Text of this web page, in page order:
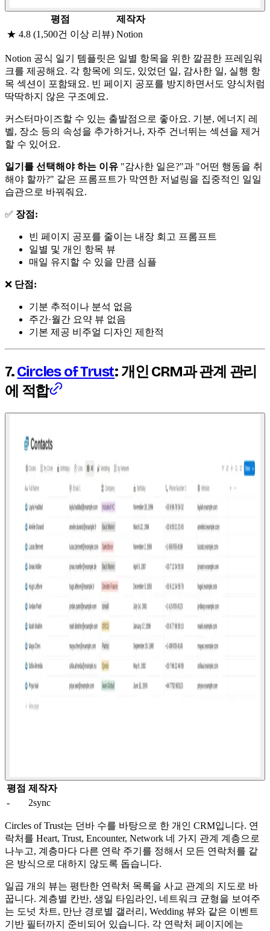
평점
제작자
★ 4.8 (1,500건 이상 리뷰) Notion
Notion 공식 일기 템플릿은 일별 항목을 위한 깔끔한 프레임워
크를 제공해요. 각 항목에 의도, 있었던 일, 감사한 일, 실행 항
목 섹션이 포함돼요. 빈 페이지 공포를 방지하면서도 양식처럼
딱딱하지 않은 구조예요.
커스터마이즈할 수 있는 출발점으로 좋아요. 기분, 에너지 레
벨, 장소 등의 속성을 추가하거나, 자주 건너뛰는 섹션을 제거
할 수 있어요.
일기를 선택해야 하는 이유 "감사한 일은?"과 "어떤 행동을 취
해야 할까?" 같은 프롬프트가 막연한 저널링을 집중적인 일일
습관으로 바꿔줘요.
✅ 장점:
빈 페이지 공포를 줄이는 내장 회고 프롬프트
일별 및 개인 항목 뷰
매일 유지할 수 있을 만큼 심플
❌ 단점:
기분 추적이나 분석 없음
주간·월간 요약 뷰 없음
기본 제공 비주얼 디자인 제한적
7.Circles of Trust: 개인 CRM과 관계 관리
에 적합
평점 제작자
-
2sync
Circles of Trust는 던바 수를 바탕으로 한 개인 CRM입니다. 연
락처를 Heart, Trust, Encounter, Network 네 가지 관계 계층으로
나누고, 계층마다 다른 연락 주기를 정해서 모든 연락처를 같
은 방식으로 대하지 않도록 돕습니다.
일곱 개의 뷰는 평탄한 연락처 목록을 사교 관계의 지도로 바
꿉니다. 계층별 칸반, 생일 타임라인, 네트워크 균형을 보여주
는 도넛 차트, 만난 경로별 갤러리, Wedding 뷰와 같은 이벤트
기반 필터까지 준비되어 있습니다. 각 연락처 페이지에는